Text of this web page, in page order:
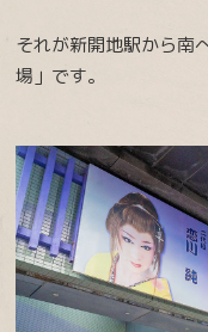
それが新開地駅から南
場」です。